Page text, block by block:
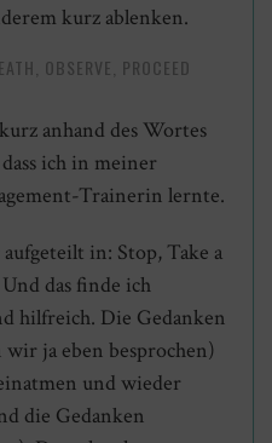
kurz ablenken.
OBSERVE, PROCEED
anhand des Wortes
ich in meiner
Trainerin lernte.
in: Stop, Take a
das finde ich
hilfreich. Die Gedanken
ja eben besprochen)
und wieder
die Gedanken